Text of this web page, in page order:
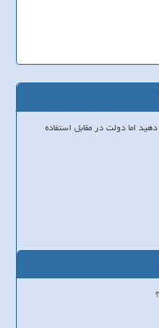
اما دولت در مقابل استفاده